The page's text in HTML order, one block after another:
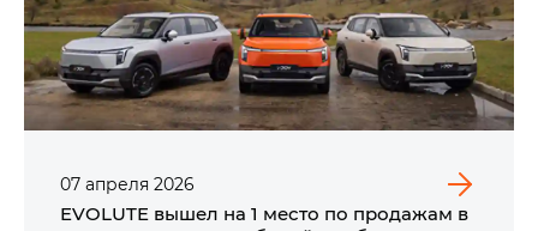
07 апреля 2026
EVOLUTE вышел на 1 место по продажам в